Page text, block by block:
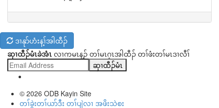
ဒၢနုာ်ဟံးန့ၢ်အါထီၣ်
ဆှၢထီၣ်မံၤခဲအံၤ လၢကမၤန့ၣ် တၢ်မၤဂ့ၤအါထီၣ် တၢ်ဖံးတၢ်မၤဒၢလီၢ်
ဆှၢထီၣ်မံၤ
© 2026 ODB Kayin Site
တၢ်ခွဲးတၢ်ယာ်ဒီး တၢ်ပျဲလၢ အဖိးသဲစး